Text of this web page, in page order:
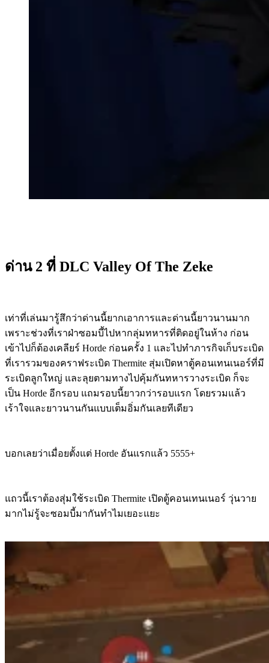
ด่าน 2 ที่ DLC Valley Of The Zeke
เท่าที่เล่นมารู้สึกว่าด่านนี้ยากเอาการและด่านนี้ยาวนานมาก
เพราะช่วงที่เราฝ่าซอมบี้ไปหากลุ่มทหารที่ติดอยู่ในห้าง ก่อน
เข้าไปก็ต้องเคลียร์ Horde ก่อนครั้ง 1 และไปทำภารกิจเก็บระเบิด
ที่เรารวมของคราฟระเบิด Thermite สุ่มเปิดหาตู้คอนเทนเนอร์ที่มี
ระเบิดลูกใหญ่ และลุยตามทางไปคุ้มกันทหารวางระเบิด ก็จะ
เป็น Horde อีกรอบ แถมรอบนี้ยาวกว่ารอบแรก โดยรวมแล้ว
เร้าใจและยาวนานกันแบบเต็มอิ่มกันเลยทีเดียว
บอกเลยว่าเมื่อยตั้งแต่ Horde อันแรกแล้ว 5555+
แถวนี้เราต้องสุ่มใช้ระเบิด Thermite เปิดตู้คอนเทนเนอร์ วุ่นวาย
มากไม่รู้จะซอมบี้มากันทำไมเยอะแยะ